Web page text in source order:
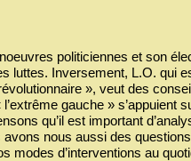
politiciennes et son
luttes. Inversement, L.O. qui
», veut des
gauche » s’appuient
qu’il est important
avons nous aussi des
modes d’interventions au